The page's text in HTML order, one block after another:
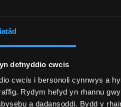
defnyddio cwcis
cwcis i bersonoli cynnwys a
Rydym hefyd yn rhannu
a dadansoddi. Bydd y
hyn.
am y cyfweliad i sylw'r
ellir ystyried amgylchiadau
heb resymau eithriadol yn